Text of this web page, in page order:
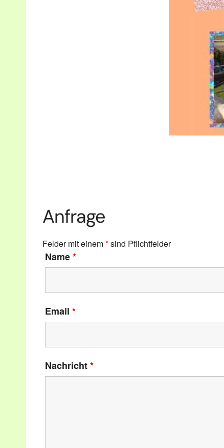
Anfrage
Felder mit einem*sind Pflichtfelder
Name*
Email *
Nachricht*